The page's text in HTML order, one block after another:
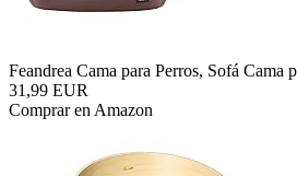
Feandrea Cama para Perros, Sofá Cama
31,99 EUR
Comprar en Amazon